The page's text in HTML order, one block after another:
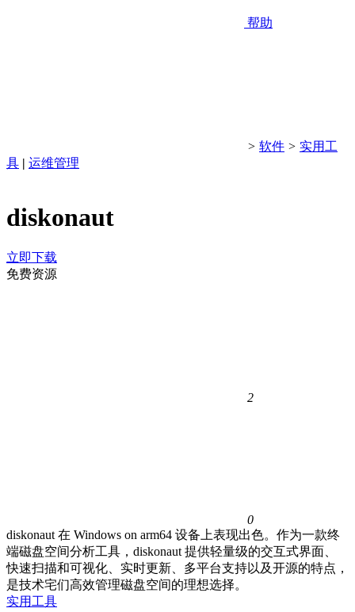
帮助
> 软件 > 实用工
具 | 运维管理
diskonaut
立即下载
免费资源
2
0
diskonaut 在 Windows on arm64 设备上表现出色。作为一款终
端磁盘空间分析工具，diskonaut 提供轻量级的交互式界面、
快速扫描和可视化、实时更新、多平台支持以及开源的特点，
是技术宅们高效管理磁盘空间的理想选择。
实用工具